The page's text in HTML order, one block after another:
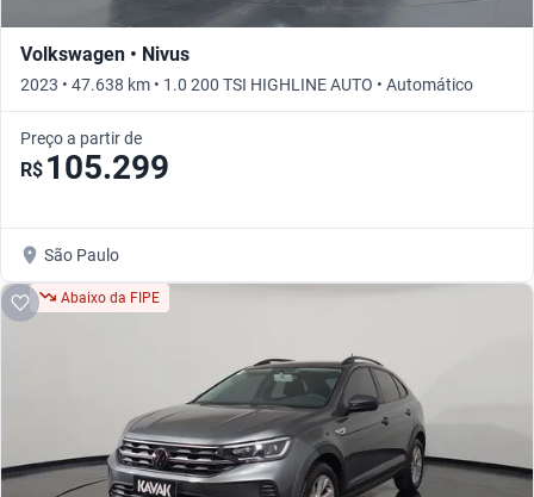
Volkswagen • Nivus
2023 • 47.638 km • 1.0 200 TSI HIGHLINE AUTO • Automático
Preço a partir de
R$ 105.299
São Paulo
Abaixo da FIPE